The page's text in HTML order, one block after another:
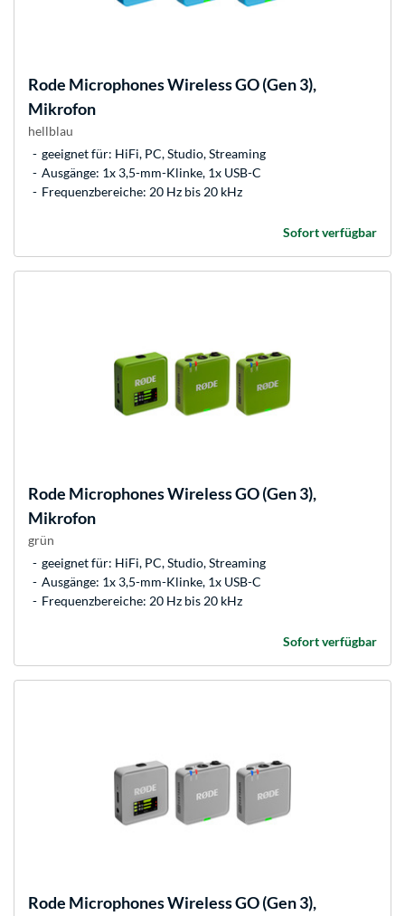
Rode MicrophonesWireless GO (Gen 3),
Mikrofon
hellblau
geeignet für: HiFi, PC, Studio, Streaming
Ausgänge: 1x 3,5-mm-Klinke, 1x USB-C
Frequenzbereiche: 20 Hz bis 20 kHz
Sofort verfügbar
Rode MicrophonesWireless GO (Gen 3),
Mikrofon
grün
geeignet für: HiFi, PC, Studio, Streaming
Ausgänge: 1x 3,5-mm-Klinke, 1x USB-C
Frequenzbereiche: 20 Hz bis 20 kHz
Sofort verfügbar
Rode MicrophonesWireless GO (Gen 3),